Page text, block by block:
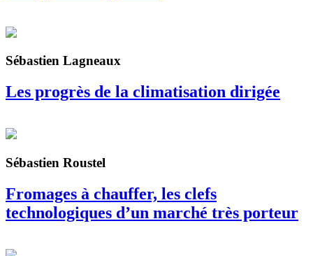
Sébastien Lagneaux
Les progrès de la climatisation dirigée
Sébastien Roustel
Fromages à chauffer, les clefs
technologiques d’un marché très porteur